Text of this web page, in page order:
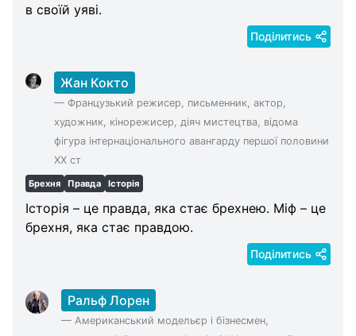
в своїй уяві.
Поділитись
Жан Кокто
— Французький режисер, письменник, актор,
художник, кінорежисер, діяч мистецтва, відома
фігура інтернаціонального авангарду першої половини
XX ст
Брехня Правда Історія
Історія – це правда, яка стає брехнею. Міф – це
брехня, яка стає правдою.
Поділитись
Ральф Лорен
— Американський модельєр і бізнесмен,